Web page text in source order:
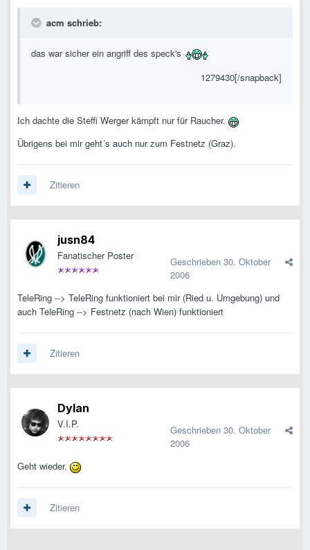
acm schrieb:
das war sicher ein angriff des speck's
1279430[/snapback]
Ich dachte die Steffi Werger kämpft nur für Raucher.
Übrigens bei mir geht´s auch nur zum Festnetz (Graz).
Zitieren
jusn84
Fanatischer Poster Geschrieben 30. Oktober
2006
TeleRing --> TeleRing funktioniert bei mir (Ried u. Umgebung) und
auch TeleRing --> Festnetz (nach Wien) funktioniert
Zitieren
Dylan
V.I.P. Geschrieben 30. Oktober
2006
Geht wieder.
Zitieren